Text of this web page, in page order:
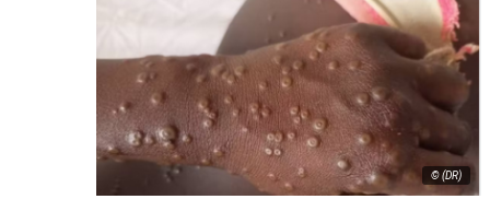
© (DR)